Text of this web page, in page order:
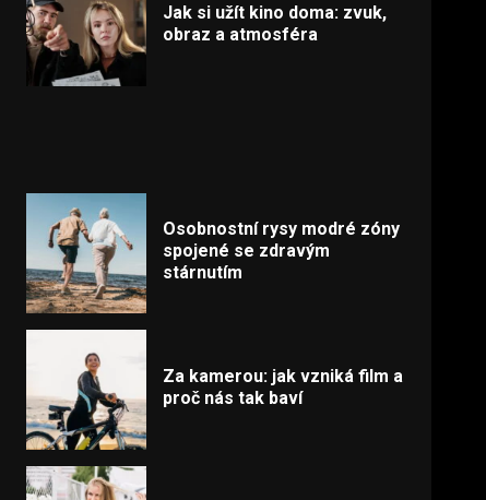
Jak si užít kino doma: zvuk,
obraz a atmosféra
Osobnostní rysy modré zóny
spojené se zdravým
stárnutím
Za kamerou: jak vzniká film a
proč nás tak baví